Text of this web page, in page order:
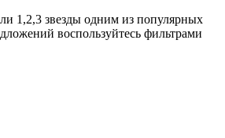
1,2,3 звезды одним из популярных
воспользуйтесь фильтрами